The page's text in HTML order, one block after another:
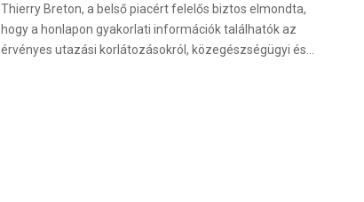
Thierry Breton, a belső piacért felelős biztos elmondta,
hogy a honlapon gyakorlati információk találhatók az
érvényes utazási korlátozásokról, közegészségügyi és…